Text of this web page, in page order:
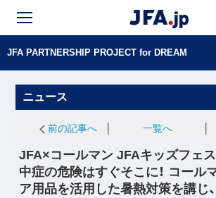
JFA PARTNERSHIP PROJECT for DREAM
ニュース
前の記事へ 一覧へ
JFA×コールマン JFAキッズフェ
中症の危険はすぐそこに！ コール
ア用品を活用した暑熱対策を講じ